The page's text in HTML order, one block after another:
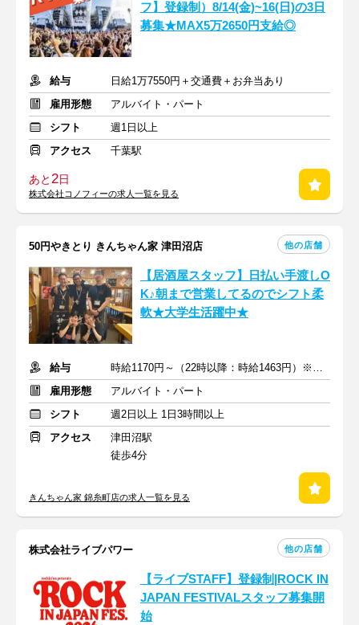
フ】登録制）8/14(金)~16(日)の3日
募集★MAX5万2650円支給◎
給与
日給1万7550円＋交通費＋お弁当あり
雇用形態
アルバイト・パート
シフト
週1日以上
アクセス
千葉駅
あと2日
株式会社コノフィーの求人一覧を見る
50円やきとり きんちゃん家 津田沼店 他の店舗
【居酒屋スタッフ】日払い手渡しO
K♪朝まで営業してるのでシフト柔
軟★大学生活躍中★
給与
時給1170円～（22時以降：時給1463円）※交通費全額支給
雇用形態
アルバイト・パート
シフト
週2日以上 1日3時間以上
アクセス
津田沼駅
徒歩4分
きんちゃん家 錦糸町店の求人一覧を見る
株式会社ライブパワー 他の店舗
【ライブSTAFF】登録制|ROCK IN
JAPAN FESTIVALスタッフ募集開
始